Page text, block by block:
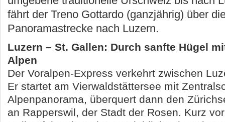
fährt der Treno Gottardo (ganzjährig) über
Panoramastrecke nach Luzern.
Luzern – St. Gallen: Durch sanfte Hügel
Alpen
Der Voralpen-Express verkehrt zwischen
Er startet am Vierwaldstättersee mit
Alpenpanorama, überquert dann den
an Rapperswil, der Stadt der Rosen. Kurz